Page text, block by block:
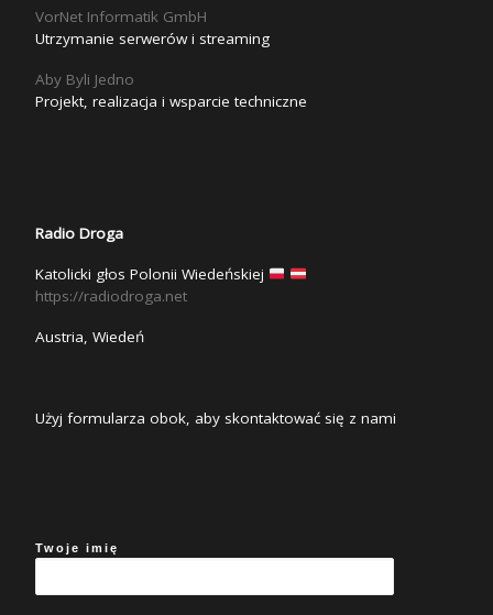
VorNet Informatik GmbH
Utrzymanie serwerów i streaming
Aby Byli Jedno
Projekt, realizacja i wsparcie techniczne
Radio Droga
Katolicki głos Polonii Wiedeńskiej
https://radiodroga.net
Austria, Wiedeń
Użyj formularza obok, aby skontaktować się z nami
Twoje imię